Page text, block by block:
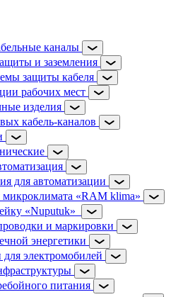
каналы
и заземления
защиты кабеля
рабочих мест
изделия
кабель-каналов
для автоматизации
микроклимата «RAM klima»
«Nuputuk»
и маркировки
энергетики
электромобилей
питания